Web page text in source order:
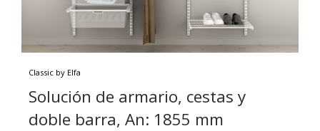
Classic by Elfa
Solución de armario, cestas y
doble barra, An: 1855 mm